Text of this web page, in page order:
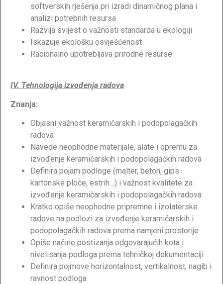
softverskih rješenja pri izradi dinamičnog plana i
analizi potrebnih resursa
Razvija svijest o važnosti standarda u ekologiji
Iskazuje ekološku osvješćenost
Racionalno upotrebljava prirodne resurse
IV. Tehnologija izvođenja radova
Znanja:
Objasni važnost keramičarskih i podopolagačkih
radova
Navede neophodne materijale, alate i opremu za
izvođenje keramičarskih i podopolagačkih radova
Definira pojam podloge (malter, beton, gips-
kartonske ploče, estrih…) i važnost kvalitete za
izvođenje keramičarskih i podopolagačkih radova
Kratko opiše neophodne pripremne i izolaterske
radove na podlozi za izvođenje keramičarskih i
podopolagačkih radova prema namjeni prostorije
Opiše načine postizanja odgovarajućih kota i
nivelisanja podloga prema tehničkoj dokumentaciji
Definira pojmove horizontalnost, vertikalnost, nagib i
ravnost podloga